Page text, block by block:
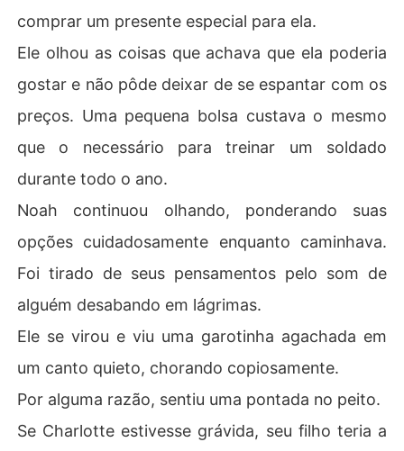
comprar um presente especial para ela.
Ele olhou as coisas que achava que ela poderia
gostar e não pôde deixar de se espantar com os
preços. Uma pequena bolsa custava o mesmo
que o necessário para treinar um soldado
durante todo o ano.
Noah continuou olhando, ponderando suas
opções cuidadosamente enquanto caminhava.
Foi tirado de seus pensamentos pelo som de
alguém desabando em lágrimas.
Ele se virou e viu uma garotinha agachada em
um canto quieto, chorando copiosamente.
Por alguma razão, sentiu uma pontada no peito.
Se Charlotte estivesse grávida, seu filho teria a